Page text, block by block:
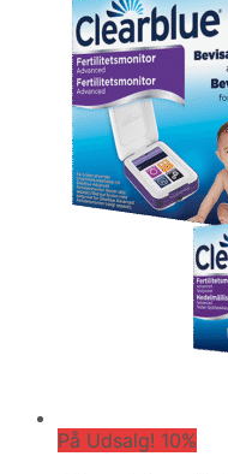
På Udsalg! 10%